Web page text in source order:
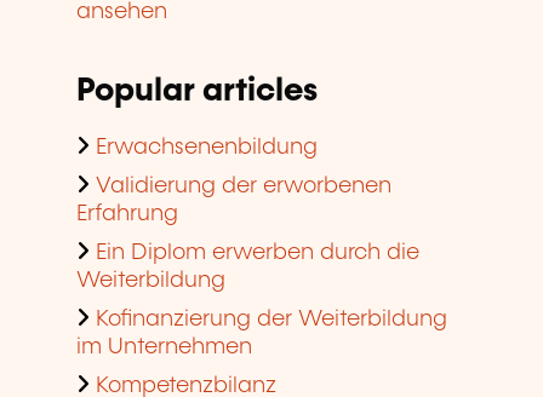
ansehen
Popular articles
Erwachsenenbildung
Validierung der erworbenen
Erfahrung
Ein Diplom erwerben durch die
Weiterbildung
Kofinanzierung der Weiterbildung
im Unternehmen
Kompetenzbilanz